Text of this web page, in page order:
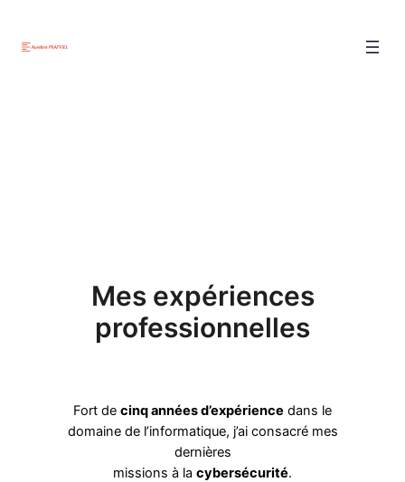
Mes expériences
professionnelles
Fort de cinq années d’expérience dans le
domaine de l’informatique, j’ai consacré mes
dernières
missions à la cybersécurité.